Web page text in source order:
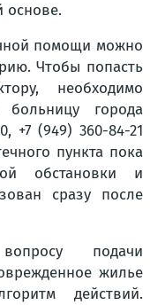
основе.
помощи можно
Чтобы попасть
необходимо
больницу города
+7 (949) 360-84-21
пункта пока
обстановки и
сразу после
подачи
жилье
действий.